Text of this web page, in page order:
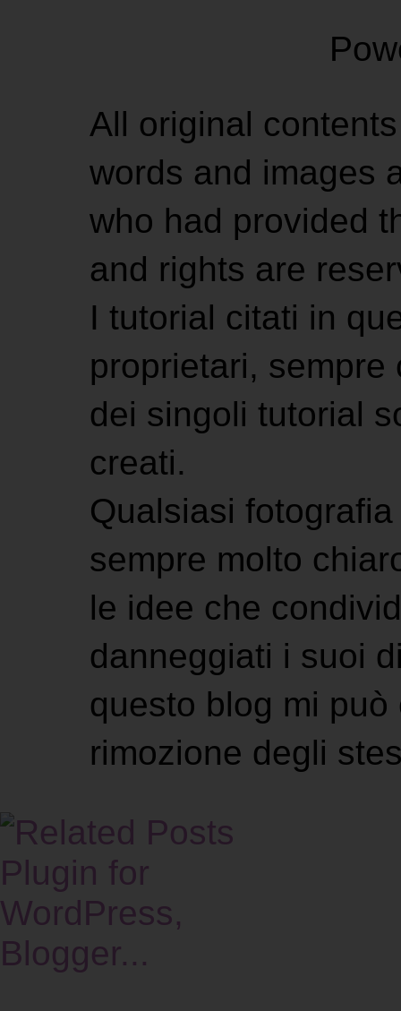
All original
words and images
who had provided
and rights are
I tutorial citati in
proprietari,
dei singoli tutorial
creati.
Qualsiasi
sempre molto
le idee che
danneggiati i suoi
questo blog mi
rimozione degli